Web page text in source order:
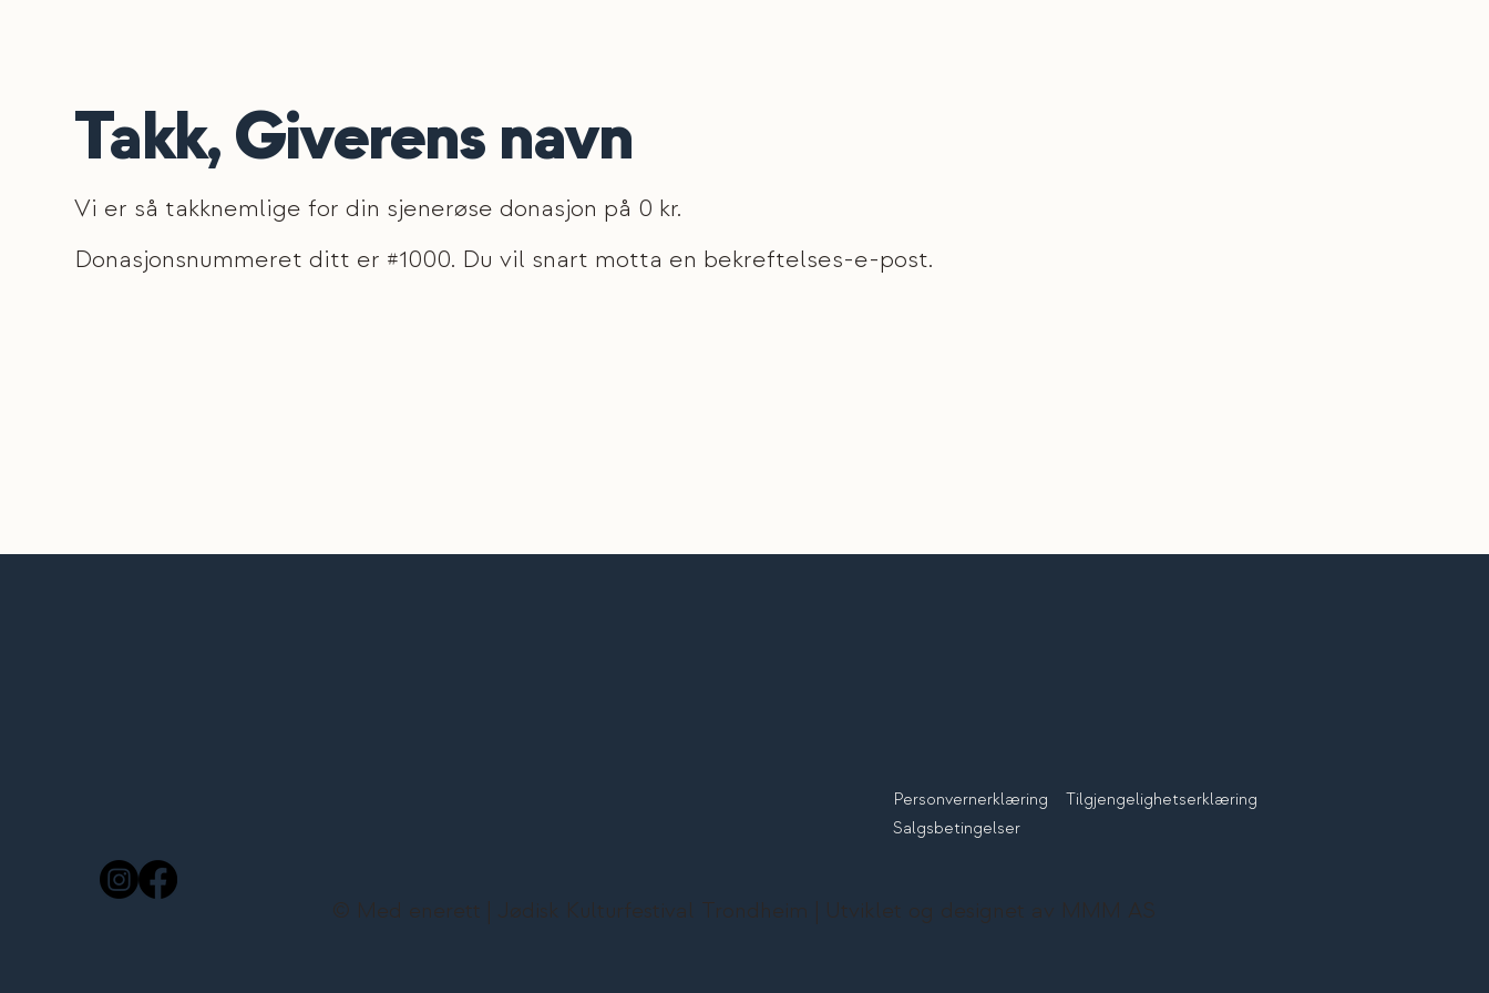
Takk, Giverens navn
Vi er så takknemlige for din sjenerøse donasjon på 0 kr.
Donasjonsnummeret ditt er #1000. Du vil snart motta en bekreftelses-e-post.
Personvernerklæring
Tilgjengelighetserklæring
Salgsbetingelser
© Med enerett | Jødisk Kulturfestival Trondheim | Utviklet og designet av MMM AS